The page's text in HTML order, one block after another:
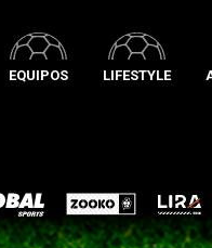
EQUIPOS LIFESTYLE
Sports Zooko Lira